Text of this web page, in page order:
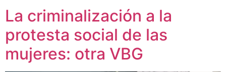
La criminalización a la
protesta social de las
mujeres: otra VBG